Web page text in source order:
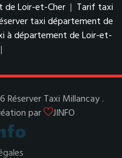
de Loir-et-Cher | Tarif taxi
taxi département de
à département de Loir-et-
|
Taxi Millancay .
par
JINFO